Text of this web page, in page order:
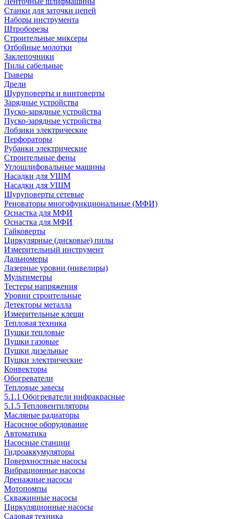
Станки для заточки цепей
Наборы инструмента
Штроборезы
Строительные миксеры
Отбойные молотки
Заклепочники
Пилы сабельные
Граверы
Дрели
Шуруповерты и винтоверты
Зарядные устройства
Пуско-зарядные устройства
Пуско-зарядные устройства
Лобзики электрические
Перфораторы
Рубанки электрические
Строительные фены
Углошлифовальные машины
Насадки для УШМ
Насадки для УШМ
Шуруповерты сетевые
Реноваторы многофункциональные (МФИ)
Оснастка для МФИ
Оснастка для МФИ
Гайковерты
Циркулярные (дисковые) пилы
Измерительный инструмент
Дальномеры
Лазерные уровни (нивелиры)
Мультиметры
Тестеры напряжения
Уровни строительные
Детекторы металла
Измерительные клещи
Тепловая техника
Пушки тепловые
Пушки газовые
Пушки дизельные
Пушки электрические
Конвекторы
Обогреватели
Тепловые завесы
5.1.1 Обогреватели инфракрасные
5.1.5 Тепловентиляторы
Масляные радиаторы
Насосное оборудование
Автоматика
Насосные станции
Гидроаккумуляторы
Поверхностные насосы
Вибрационные насосы
Дренажные насосы
Мотопомпы
Скважинные насосы
Циркуляционные насосы
Садовая техника